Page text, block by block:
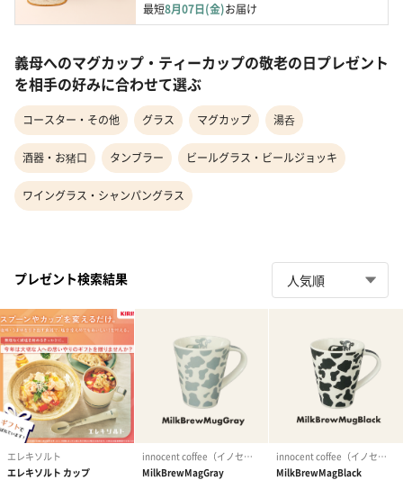
最短8月07日(金)お届け
義母へのマグカップ・ティーカップの敬老の日プレゼント
を相手の好みに合わせて選ぶ
コースター・その他 グラス マグカップ 湯呑
酒器・お猪口 タンブラー ビールグラス・ビールジョッキ
ワイングラス・シャンパングラス
プレゼント検索結果